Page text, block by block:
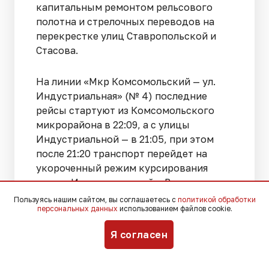
капитальным ремонтом рельсового
полотна и стрелочных переводов на
перекрестке улиц Ставропольской и
Стасова.
На линии «Мкр Комсомольский — ул.
Индустриальная» (№ 4) последние
рейсы стартуют из Комсомольского
микрорайона в 22:09, а с улицы
Индустриальной — в 21:05, при этом
после 21:20 транспорт перейдет на
укороченный режим курсирования
между Индустриальной и Восточным
депо.
Пассажирам маршрута № 5 «Ул. Е.
Пользуясь нашим сайтом, вы соглашаетесь с политикой обработки
персональных данных использованием файлов cookie.
Я согласен